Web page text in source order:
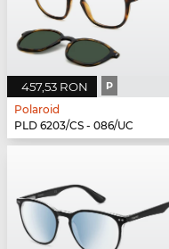
457,53 RON P
Polaroid
PLD 6203/CS - 086/UC